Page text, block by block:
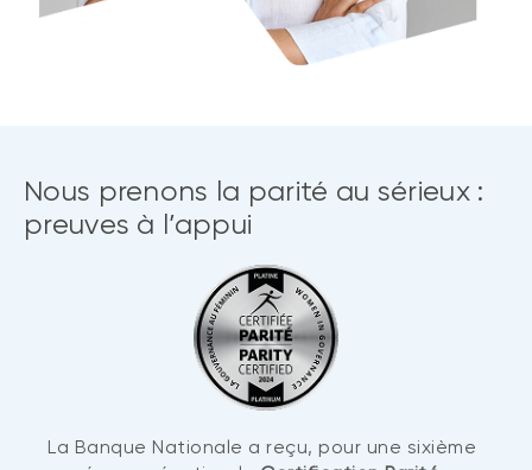
Nous prenons la parité au sérieux :
preuves à l’appui
La Banque Nationale a reçu, pour une sixième